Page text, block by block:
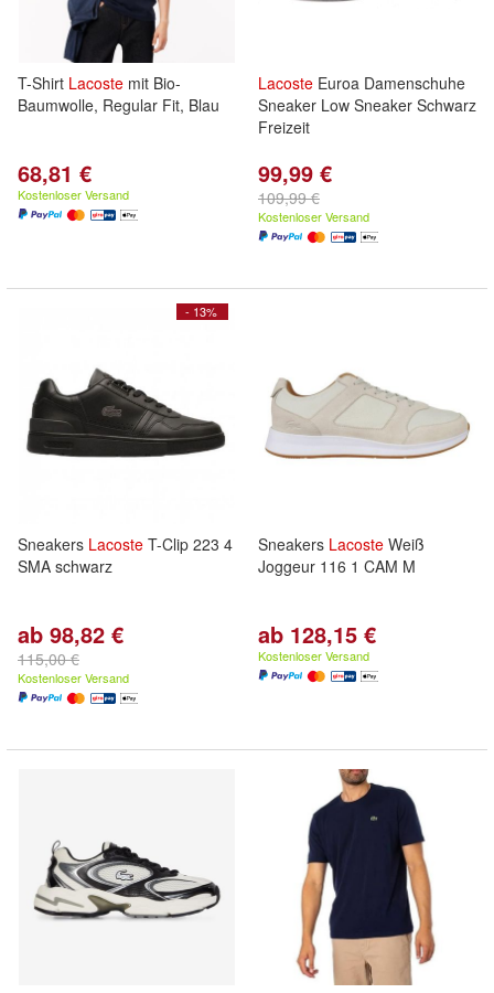
T-Shirt Lacoste mit Bio-
Baumwolle, Regular Fit, Blau
68,81 €
Kostenloser Versand
Lacoste Euroa Damenschuhe
Sneaker Low Sneaker Schwarz
Freizeit
99,99 €
109,99 €
Kostenloser Versand
- 13%
Sneakers Lacoste T-Clip 223 4
SMA schwarz
ab 98,82 €
115,00 €
Kostenloser Versand
Sneakers Lacoste Weiß
Joggeur 116 1 CAM M
ab 128,15 €
Kostenloser Versand